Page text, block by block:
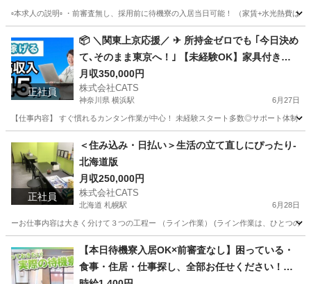
▫️本求人の説明▫️ ・前審査無し、採用前に待機寮の入居当日可能！ （家賃+水光熱費は
高松駅 仕分け 給料
正社員
📦 ＼関東上京応援／ ✈ 所持金ゼロでも ｢今日決め
て､そのまま東京へ！｣ 【未経験OK】家具付き寮
＆日払いで月収35万以上も◎-神奈川県版
月収350,000円
株式会社CATS
神奈川県 横浜駅 6月27日
【仕事内容】 すぐ慣れるカンタン作業が中心！ 未経験スタート多数◎サポート体制
横浜駅 工場 未経験
正社員
＜住み込み・日払い＞生活の立て直しにぴったり-
北海道版
月収250,000円
株式会社CATS
北海道 札幌駅 6月28日
ーお仕事内容は大きく分けて３つの工程ー （ライン作業） (ライン作業は、ひとつの
札幌駅 工場 住み込み
【本日待機寮入居OK×前審査なし】困っている・
食事・住居・仕事探し、全部お任せください！◎